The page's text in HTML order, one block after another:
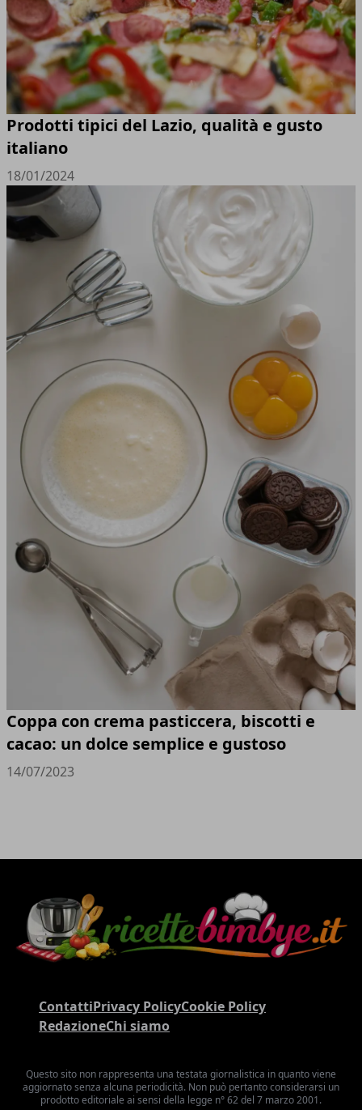
Prodotti tipici del Lazio, qualità e gusto
italiano
18/01/2024
Coppa con crema pasticcera, biscotti e
cacao: un dolce semplice e gustoso
14/07/2023
ContattiPrivacy PolicyCookie Policy
RedazioneChi siamo
Questo sito non rappresenta una testata giornalistica in quanto viene
aggiornato senza alcuna periodicità. Non può pertanto considerarsi un
prodotto editoriale ai sensi della legge n° 62 del 7 marzo 2001.